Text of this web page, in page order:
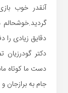
آنقدر خوب
گردید.خوشحالم
دقایق زیادی را
دکتر
دست ما کوتاه
جام به برازجان